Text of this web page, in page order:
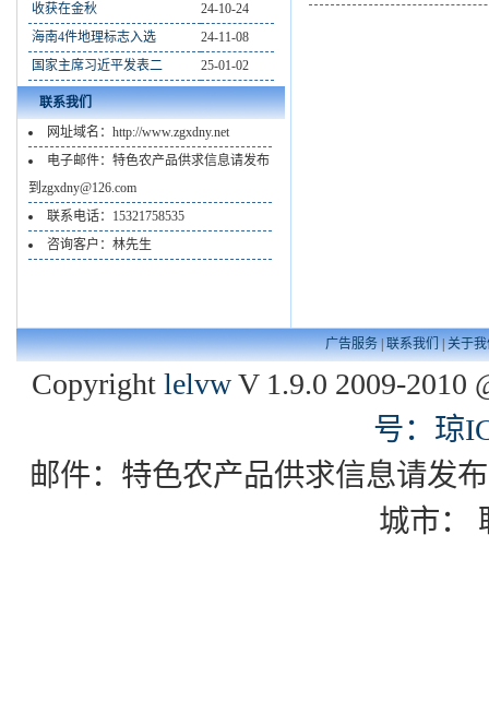
收获在金秋
24-10-24
海南4件地理标志入选
24-11-08
国家主席习近平发表二
25-01-02
联系我们
网址域名：http://www.zgxdny.net
电子邮件：特色农产品供求信息请发布
到zgxdny@126.com
联系电话：15321758535
咨询客户：林先生
广告服务|联系我们|关于
Copyright lelvwV 1.9.0 2009-2010
号：琼
邮件：特色农产品供求信息请发
城市：